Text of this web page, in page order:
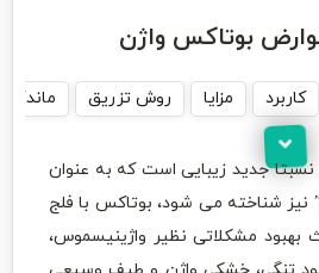
بوتاکس واژن
کاربرد مزایا روش تزریق
جدید زیبایی است که به عنوان
نیز شناخته می شود، بوتاکس با فلج
بهبود مشکلاتی نظیر واژینیسموس،